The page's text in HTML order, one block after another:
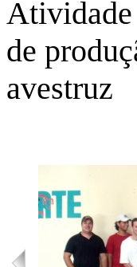
Atividade
de
avestruz